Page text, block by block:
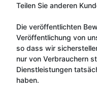
Teilen Sie anderen
Die veröffentlichten
Veröffentlichung von
so dass wir
nur von Verbrauchern
Dienstleistungen
haben.